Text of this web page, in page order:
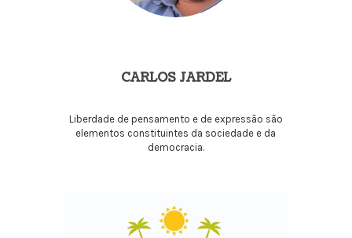
CARLOS JARDEL
Liberdade de pensamento e de expressão são
elementos constituintes da sociedade e da
democracia.